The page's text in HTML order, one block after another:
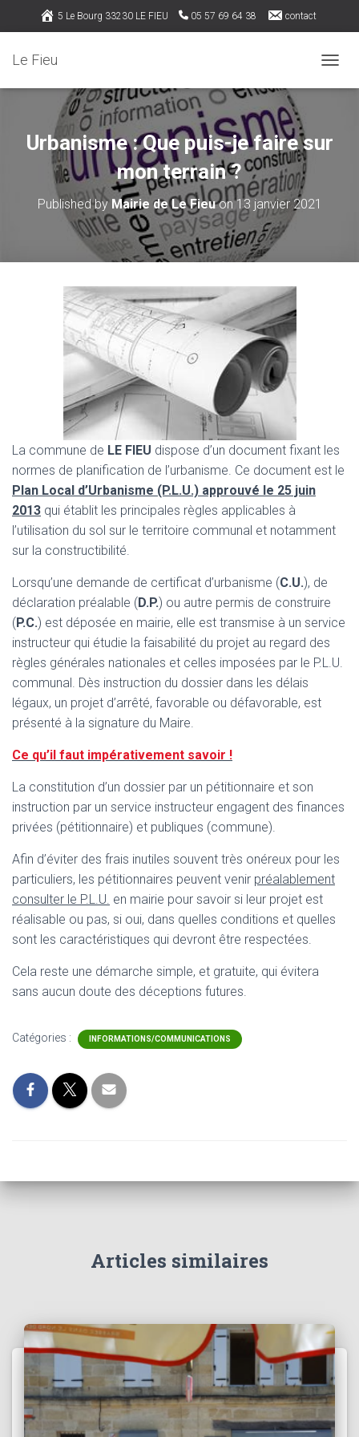
5 Le Bourg 33230 LE FIEU 05 57 69 64 38 contact
Le Fieu
Urbanisme : Que puis-je faire sur
mon terrain ?
Published by Mairie de Le Fieuon13 janvier 2021
La commune de LE FIEU dispose d’un document fixant les
normes de planification de l’urbanisme. Ce document est le
Plan Local d’Urbanisme (P.L.U.) approuvé le 25 juin
2013 qui établit les principales règles applicables à
l’utilisation du sol sur le territoire communal et notamment
sur la constructibilité.
Lorsqu’une demande de certificat d’urbanisme (C.U.), de
déclaration préalable (D.P.) ou autre permis de construire
(P.C.) est déposée en mairie, elle est transmise à un service
instructeur qui étudie la faisabilité du projet au regard des
règles générales nationales et celles imposées par le P.L.U.
communal. Dès instruction du dossier dans les délais
légaux, un projet d’arrêté, favorable ou défavorable, est
présenté à la signature du Maire.
Ce qu’il faut impérativement savoir !
La constitution d’un dossier par un pétitionnaire et son
instruction par un service instructeur engagent des finances
privées (pétitionnaire) et publiques (commune).
Afin d’éviter des frais inutiles souvent très onéreux pour les
particuliers, les pétitionnaires peuvent venir préalablement
consulter le P.L.U. en mairie pour savoir si leur projet est
réalisable ou pas, si oui, dans quelles conditions et quelles
sont les caractéristiques qui devront être respectées.
Cela reste une démarche simple, et gratuite, qui évitera
sans aucun doute des déceptions futures.
Catégories : INFORMATIONS/COMMUNICATIONS
Articles similaires